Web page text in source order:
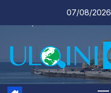
07/08/2026